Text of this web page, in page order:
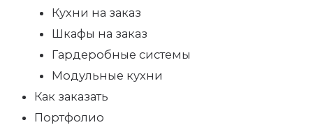
Кухни на заказ
Шкафы на заказ
Гардеробные системы
Модульные кухни
Как заказать
Портфолио